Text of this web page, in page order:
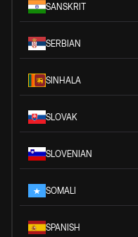
SANSKRIT
SERBIAN
SINHALA
SLOVAK
SLOVENIAN
SOMALI
SPANISH